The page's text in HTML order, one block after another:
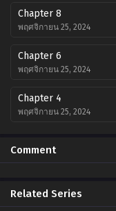
Chapter 8
พฤศจิกายน 25, 2024
Chapter 6
พฤศจิกายน 25, 2024
Chapter 4
พฤศจิกายน 25, 2024
พฤศจิกายน 25, 2024
Comment
Related Series